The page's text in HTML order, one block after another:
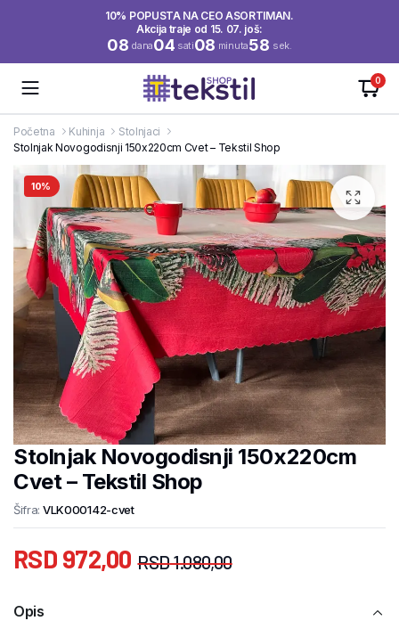
10% POPUSTA NA CEO ASORTIMAN.
Akcija traje od 15. 07. još:
08 dana04 sati08 minuta58 sek.
0
Početna Kuhinja
Stolnjaci
Stolnjak Novogodisnji 150x220cm Cvet – Tekstil Shop
10%
Stolnjak Novogodisnji 150x220cm
Cvet – Tekstil Shop
Šifra: VLK000142-cvet
RSD1.080,00
RSD 972,00
Opis